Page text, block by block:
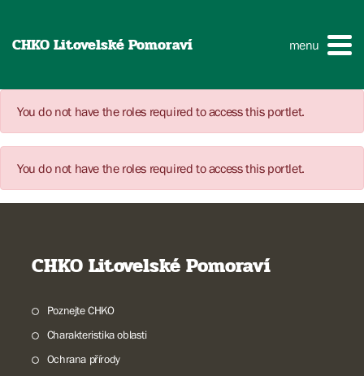
CHKO Litovelské Pomoraví menu
You do not have the roles required to access this portlet.
You do not have the roles required to access this portlet.
CHKO Litovelské Pomoraví
Poznejte CHKO
Charakteristika oblasti
Ochrana přírody